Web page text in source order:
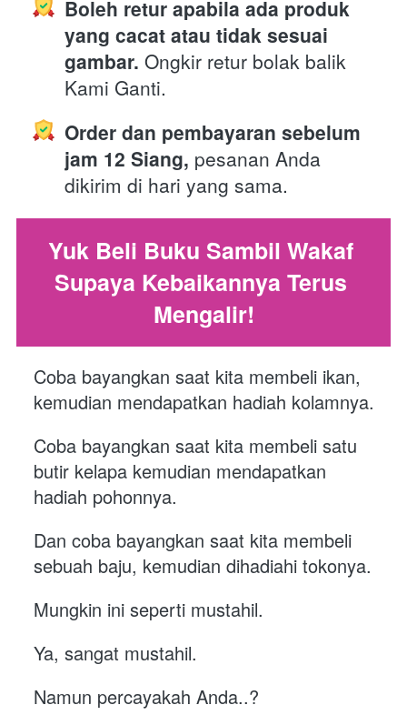
Boleh retur apabila ada produk
yang cacat atau tidak sesuai
gambar. Ongkir retur bolak balik
Kami Ganti.
Order dan pembayaran sebelum
jam 12 Siang, pesanan Anda
dikirim di hari yang sama.
Yuk Beli Buku Sambil Wakaf
Supaya Kebaikannya Terus
Mengalir!
Coba bayangkan saat kita membeli ikan,
kemudian mendapatkan hadiah kolamnya.
Coba bayangkan saat kita membeli satu
butir kelapa kemudian mendapatkan
hadiah pohonnya.
Dan coba bayangkan saat kita membeli
sebuah baju, kemudian dihadiahi tokonya.
Mungkin ini seperti mustahil.
Ya, sangat mustahil.
Namun percayakah Anda..?